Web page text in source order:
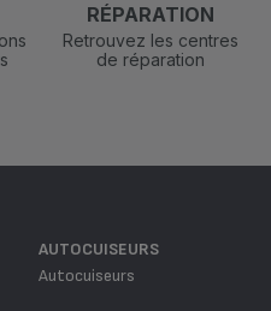
RÉPARATION
Retrouvez les centres
de réparation
AUTOCUISEURS
Autocuiseurs